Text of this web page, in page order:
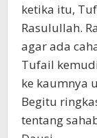
ketika itu,
Rasulullah.
agar ada
Tufail
ke kaumnya
Begitu
tentang